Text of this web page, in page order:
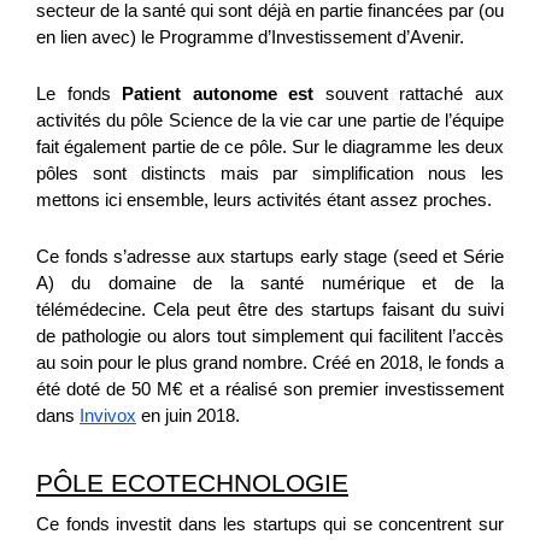
secteur de la santé qui sont déjà en partie financées par (ou
en lien avec) le Programme d’Investissement d’Avenir.
Le fonds Patient autonome est souvent rattaché aux
activités du pôle Science de la vie car une partie de l’équipe
fait également partie de ce pôle. Sur le diagramme les deux
pôles sont distincts mais par simplification nous les
mettons ici ensemble, leurs activités étant assez proches.
Ce fonds s’adresse aux startups early stage (seed et Série
A) du domaine de la santé numérique et de la
télémédecine. Cela peut être des startups faisant du suivi
de pathologie ou alors tout simplement qui facilitent l’accès
au soin pour le plus grand nombre. Créé en 2018, le fonds a
été doté de 50 M€ et a réalisé son premier investissement
dans
Invivox en juin 2018.
PÔLE ECOTECHNOLOGIE
Ce fonds investit dans les startups qui se concentrent sur